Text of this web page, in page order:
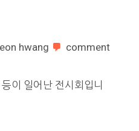
hwang comment
이 일어난 전시회입니